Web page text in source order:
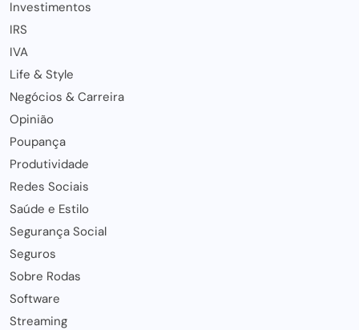
Investimentos
IRS
IVA
Life & Style
Negócios & Carreira
Opinião
Poupança
Produtividade
Redes Sociais
Saúde e Estilo
Segurança Social
Seguros
Sobre Rodas
Software
Streaming